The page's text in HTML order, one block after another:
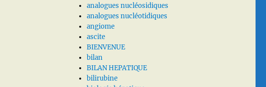
analogues nucléosidiques
analogues nucléotidiques
angiome
ascite
BIENVENUE
bilan
BILAN HEPATIQUE
bilirubine